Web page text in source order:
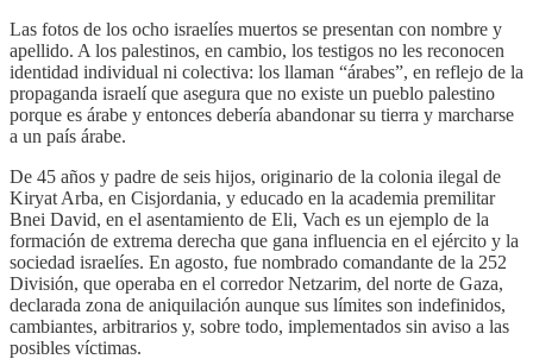
Las fotos de los ocho israelíes muertos se presentan con nombre y
apellido. A los palestinos, en cambio, los testigos no les reconocen
identidad individual ni colectiva: los llaman “árabes”, en reflejo de la
propaganda israelí que asegura que no existe un pueblo palestino
porque es árabe y entonces debería abandonar su tierra y marcharse
a un país árabe.
De 45 años y padre de seis hijos, originario de la colonia ilegal de
Kiryat Arba, en Cisjordania, y educado en la academia premilitar
Bnei David, en el asentamiento de Eli, Vach es un ejemplo de la
formación de extrema derecha que gana influencia en el ejército y la
sociedad israelíes. En agosto, fue nombrado comandante de la 252
División, que operaba en el corredor Netzarim, del norte de Gaza,
declarada zona de aniquilación aunque sus límites son indefinidos,
cambiantes, arbitrarios y, sobre todo, implementados sin aviso a las
posibles víctimas.